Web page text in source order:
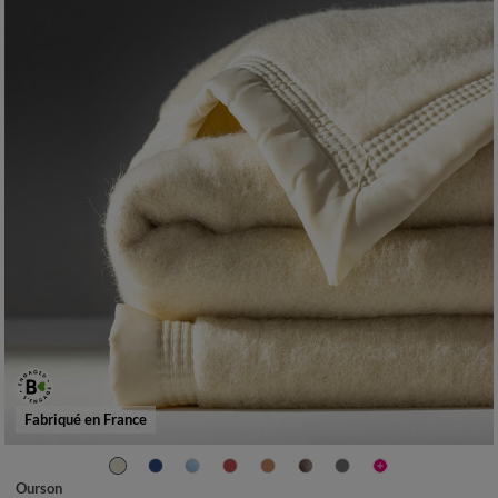
Fabriqué en France
Ourson